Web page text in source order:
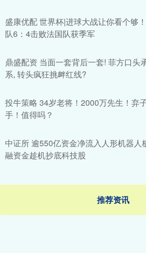
盛康优配 世界杯|进球大战让你看个够
队6：4击败法国队获季军
鼎盛配资 当面一套背后一套! 菲方口头
系, 转头疯狂挑衅红线?
投牛策略 34岁老将！2000万先生！弃
手！值得吗？
中证所 逾550亿资金净流入人形机器人
融资金趁机抄底科技股
推荐资讯